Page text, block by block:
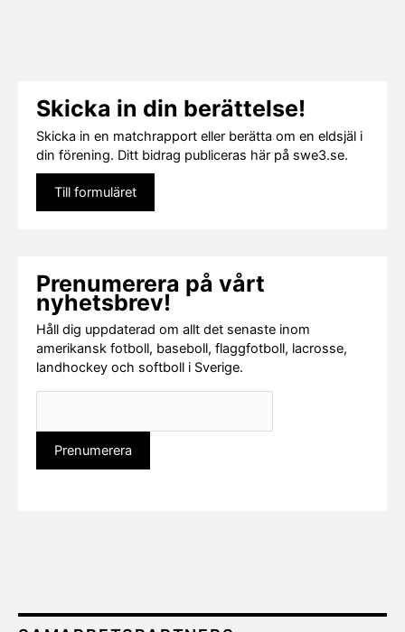
Skicka in din berättelse!
Skicka in en matchrapport eller berätta om en eldsjäl i
din förening. Ditt bidrag publiceras här på swe3.se.
Till formuläret
Prenumerera på vårt
nyhetsbrev!
Håll dig uppdaterad om allt det senaste inom
amerikansk fotboll, baseboll, flaggfotboll, lacrosse,
landhockey och softboll i Sverige.